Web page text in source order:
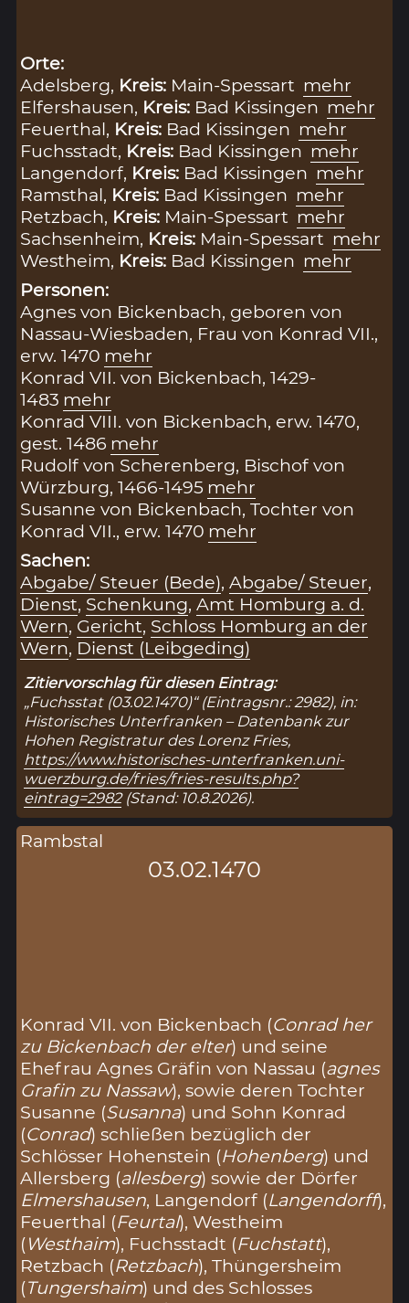
Orte:
Adelsberg, Kreis: Main-Spessart mehr
Elfershausen, Kreis: Bad Kissingen mehr
Feuerthal, Kreis: Bad Kissingen mehr
Fuchsstadt, Kreis: Bad Kissingen mehr
Langendorf, Kreis: Bad Kissingen mehr
Ramsthal, Kreis: Bad Kissingen mehr
Retzbach, Kreis: Main-Spessart mehr
Sachsenheim, Kreis: Main-Spessart mehr
Westheim, Kreis: Bad Kissingen mehr
Personen:
Agnes von Bickenbach, geboren von
Nassau-Wiesbaden, Frau von Konrad VII.,
erw. 1470 mehr
Konrad VII. von Bickenbach, 1429-
1483 mehr
Konrad VIII. von Bickenbach, erw. 1470,
gest. 1486 mehr
Rudolf von Scherenberg, Bischof von
Würzburg, 1466-1495 mehr
Susanne von Bickenbach, Tochter von
Konrad VII., erw. 1470 mehr
Sachen:
Abgabe/ Steuer (Bede),Abgabe/ Steuer,
Dienst, Schenkung,Amt Homburg a. d.
Wern, Gericht, Schloss Homburg an der
Wern, Dienst (Leibgeding)
Zitiervorschlag für diesen Eintrag:
„Fuchsstat (03.02.1470)“ (Eintragsnr.: 2982), in:
Historisches Unterfranken – Datenbank zur
Hohen Registratur des Lorenz Fries,
https://www.historisches-unterfranken.uni-
wuerzburg.de/fries/fries-results.php?
eintrag=2982(Stand: 10.8.2026).
Rambstal
03.02.1470
Konrad VII. von Bickenbach (Conrad her
zu Bickenbach der elter) und seine
Ehefrau Agnes Gräfin von Nassau (agnes
Grafin zu Nassaw), sowie deren Tochter
Susanne (Susanna) und Sohn Konrad
(Conrad) schließen bezüglich der
Schlösser Hohenstein (Hohenberg) und
Allersberg (allesberg) sowie der Dörfer
Elmershausen, Langendorf (Langendorff),
Feuerthal (Feurtal), Westheim
(Westhaim), Fuchsstadt (Fuchstatt),
Retzbach (Retzbach), Thüngersheim
(Tungershaim) und des Schlosses